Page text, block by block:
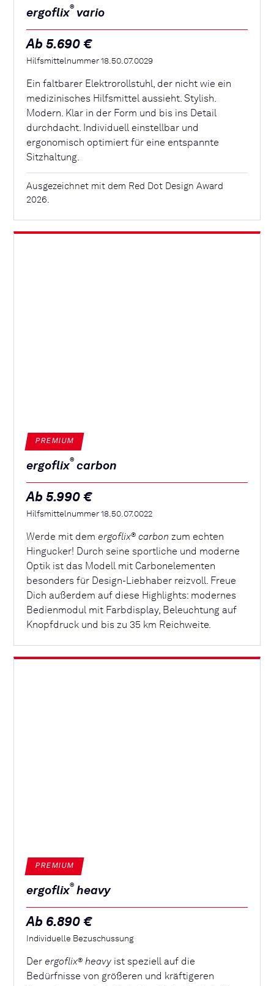
ergoflix® vario
Ab 5.690 €
Hilfsmittelnummer 18.50.07.0029
Ein faltbarer Elektrorollstuhl, der nicht wie ein
medizinisches Hilfsmittel aussieht. Stylish.
Modern. Klar in der Form und bis ins Detail
durchdacht. Individuell einstellbar und
ergonomisch optimiert für eine entspannte
Sitzhaltung.
Ausgezeichnet mit dem Red Dot Design Award
2026.
PREMIUM
ergoflix® carbon
Ab 5.990 €
Hilfsmittelnummer 18.50.07.0022
Werde mit demergoflix® carbon zum echten
Hingucker! Durch seine sportliche und moderne
Optik ist das Modell mit Carbonelementen
besonders für Design-Liebhaber reizvoll. Freue
Dich außerdem auf diese Highlights: modernes
Bedienmodul mit Farbdisplay, Beleuchtung auf
Knopfdruck und bis zu 35 km Reichweite.
PREMIUM
ergoflix® heavy
Ab 6.890 €
Individuelle Bezuschussung
Derergoflix® heavy ist speziell auf die
Bedürfnisse von größeren und kräftigeren